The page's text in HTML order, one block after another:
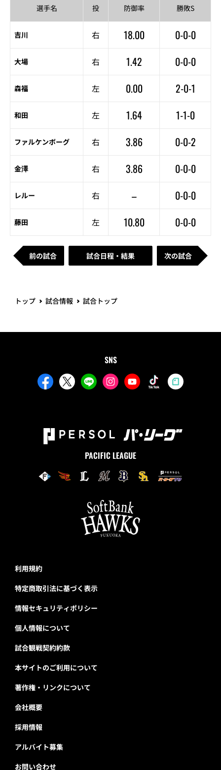
選手名 投 防御率 勝敗S
吉川 右 18.00 0-0-0
大場 右 1.42 0-0-0
森福 左 0.00 2-0-1
和田 左 1.64 1-1-0
ファルケンボーグ 右 3.86 0-0-2
金澤 右 3.86 0-0-0
レルー 右 – 0-0-0
藤田 左 10.80 0-0-0
前の試合 試合日程・結果 次の試合
トップ 試合情報 試合トップ
SNS
PACIFIC LEAGUE
利用規約
特定商取引法に基づく表示
情報セキュリティポリシー
個人情報について
試合観戦契約約款
本サイトのご利用について
著作権・リンクについて
会社概要
採用情報
アルバイト募集
お問い合わせ